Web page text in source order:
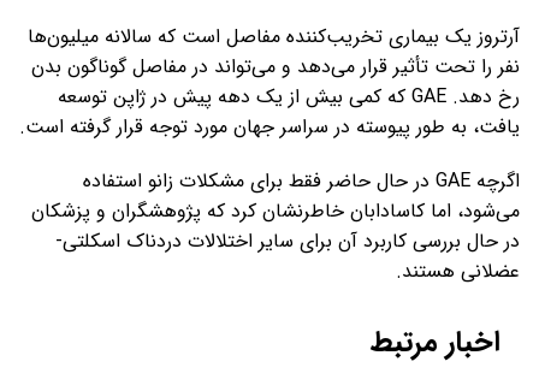
آرتروز یک بیماری تخریب‌کننده مفاصل است که سالانه میلیون‌ها
نفر را تحت تأثیر قرار می‌دهد و می‌تواند در مفاصل گوناگون بدن
رخ دهد. GAE که کمی بیش از یک دهه پیش در ژاپن توسعه
یافت، به طور پیوسته در سراسر جهان مورد توجه قرار گرفته است.
اگرچه GAE در حال حاضر فقط برای مشکلات زانو استفاده
می‌شود، اما کاسادابان خاطرنشان کرد که پژوهشگران و پزشکان
در حال بررسی کاربرد آن برای سایر اختلالات دردناک اسکلتی-
عضلانی هستند.
اخبار مرتبط